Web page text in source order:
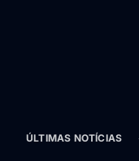
ÚLTIMAS NOTÍCIAS